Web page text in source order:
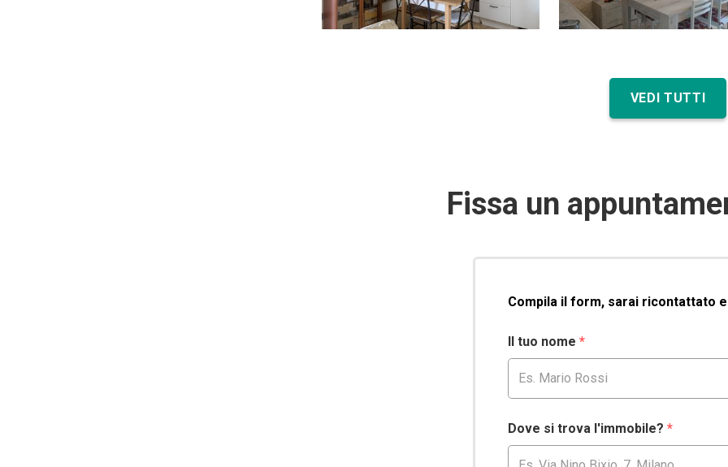
VEDI TUTTI
Fissa un
Compila il form, sarai ricontattato
Il tuo nome *
Dove si trova l'immobile? *